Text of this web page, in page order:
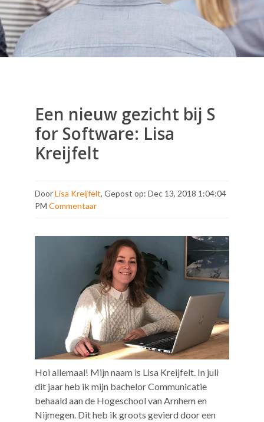
Een nieuw gezicht bij S
for Software: Lisa
Kreijfelt
DoorLisa Kreijfelt, Gepost op: Dec 13, 2018 1:04:04
PM Commentaar
Hoi allemaal! Mijn naam is Lisa Kreijfelt. In juli
dit jaar heb ik mijn bachelor Communicatie
behaald aan de Hogeschool van Arnhem en
Nijmegen. Dit heb ik groots gevierd door een